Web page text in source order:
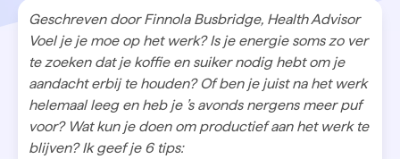
Geschreven door Finnola Busbridge, Health Advisor
Voel je je moe op het werk? Is je energie soms zo ver
te zoeken dat je koffie en suiker nodig hebt om je
aandacht erbij te houden? Of ben je juist na het werk
helemaal leeg en heb je ’s avonds nergens meer puf
voor? Wat kun je doen om productief aan het werk te
blijven? Ik geef je 6 tips: